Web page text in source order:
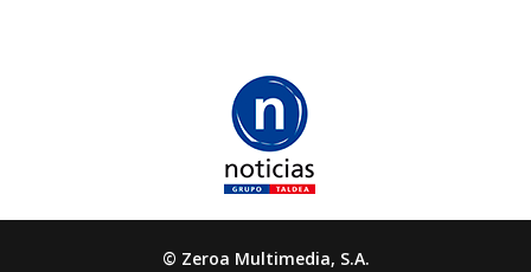
© Zeroa Multimedia, S.A.